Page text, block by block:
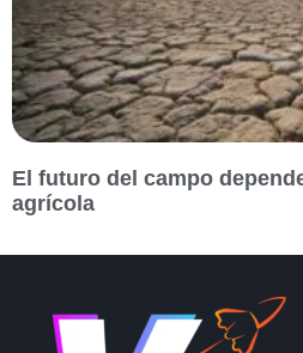
El futuro del campo
agrícola